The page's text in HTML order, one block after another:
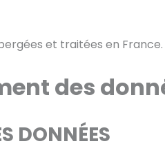
et traitées en France.
des
DONNÉES